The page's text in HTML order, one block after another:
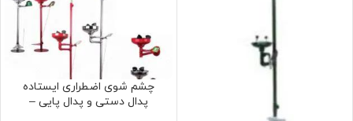
چشم شوی اضطراری ایستاده
پدال دستی و پدال پایی –